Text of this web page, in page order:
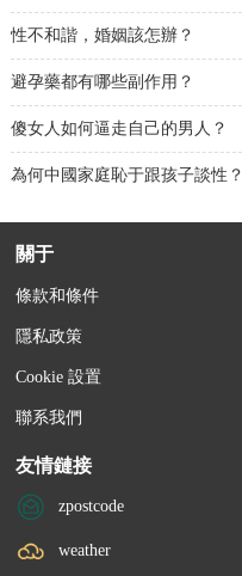
性不和諧，婚姻該怎辦？
避孕藥都有哪些副作用？
傻女人如何逼走自己的男人？
為何中國家庭恥于跟孩子談性？
關于
條款和條件
隱私政策
Cookie 設置
聯系我們
友情鏈接
zpostcode
weather